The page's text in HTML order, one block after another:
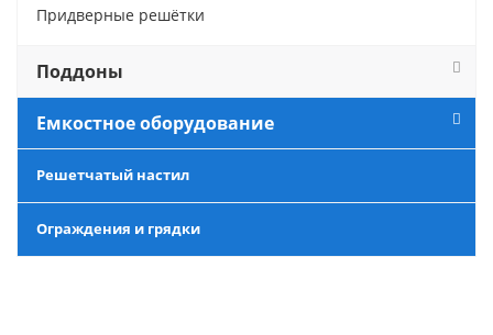
Придверные решётки
Поддоны
Емкостное оборудование
Решетчатый настил
Ограждения и грядки